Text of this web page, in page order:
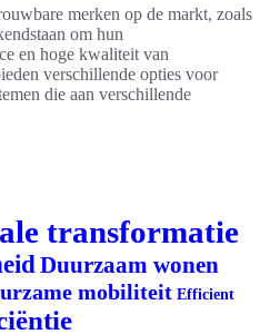
merken op de markt, zoals
om hun
en hoge kwaliteit van
verschillende opties voor
die aan verschillende
transformatie
Duurzaam wonen
mobiliteit Efficient